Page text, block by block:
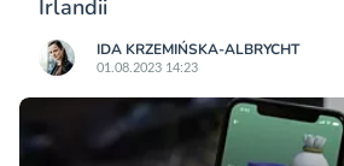
Irlandii
IDA KRZEMIŃSKA-ALBRYCHT
01.08.2023 14:23